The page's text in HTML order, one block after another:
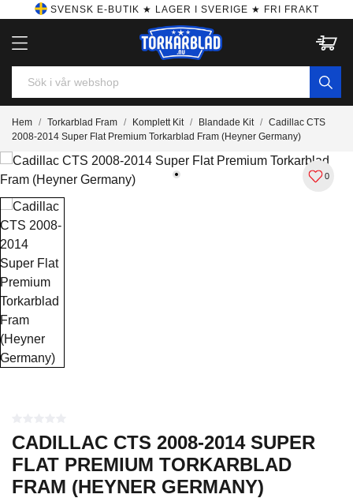
SVENSK E-BUTIK ★ LAGER I SVERIGE ★ FRI FRAKT
Hem Torkarblad Fram Komplett Kit Blandade Kit
Cadillac CTS
2008-2014 Super Flat Premium Torkarblad Fram (Heyner Germany)
0
CADILLAC CTS 2008-2014 SUPER
FLAT PREMIUM TORKARBLAD
FRAM (HEYNER GERMANY)